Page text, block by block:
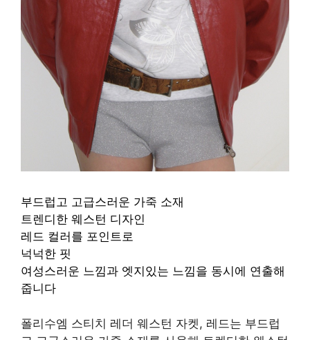
부드럽고 고급스러운 가죽 소재
트렌디한 웨스턴 디자인
레드 컬러를 포인트로
넉넉한 핏
여성스러운 느낌과 엣지있는 느낌을 동시에 연출해
줍니다
폴리수엠 스티치 레더 웨스턴 자켓, 레드는 부드럽